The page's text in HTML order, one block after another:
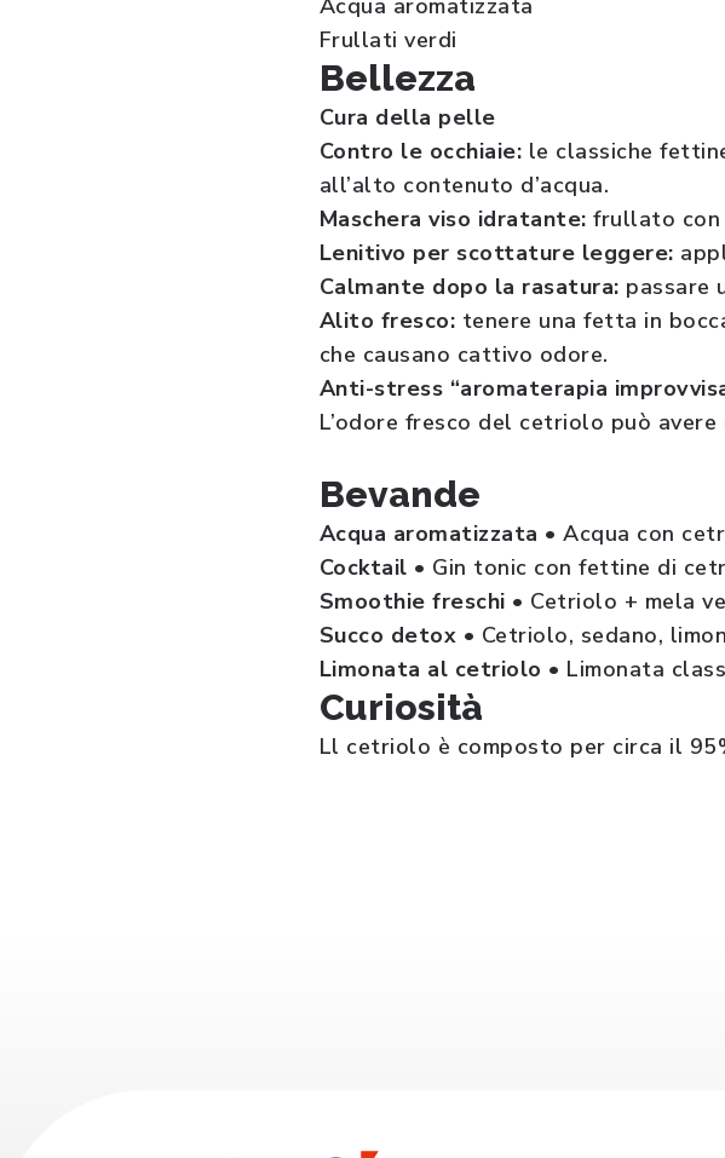
Acqua aromatizzata
Frullati verdi
Bellezza
Cura della pelle
Contro le occhiaie: le classiche
all’alto contenuto d’acqua.
Maschera viso idratante:frullato con
Lenitivo per scottature leggere:
Calmante dopo la rasatura: passare
Alito fresco: tenere una fetta in
che causano cattivo odore.
Anti-stress “aromaterapia
L’odore fresco del cetriolo può
Bevande
Acqua aromatizzata • Acqua con
Cocktail • Gin tonic con fettine di
Smoothie freschi • Cetriolo + mela
Succo detox • Cetriolo, sedano,
Limonata al cetriolo • Limonata
Curiosità
Ll cetriolo è composto per circa il